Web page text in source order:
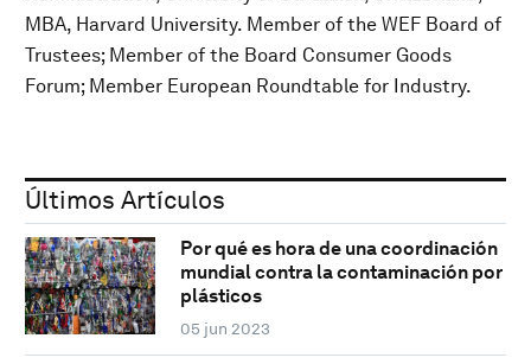
MBA, Harvard University. Member of the WEF Board of
Trustees; Member of the Board Consumer Goods
Forum; Member European Roundtable for Industry.
Últimos Artículos
Por qué es hora de una coordinación
mundial contra la contaminación por
plásticos
05 jun 2023